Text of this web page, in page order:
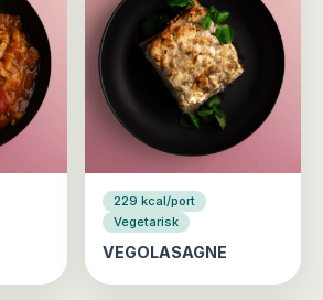
229 kcal/port
Vegetarisk
VEGOLASAGNE